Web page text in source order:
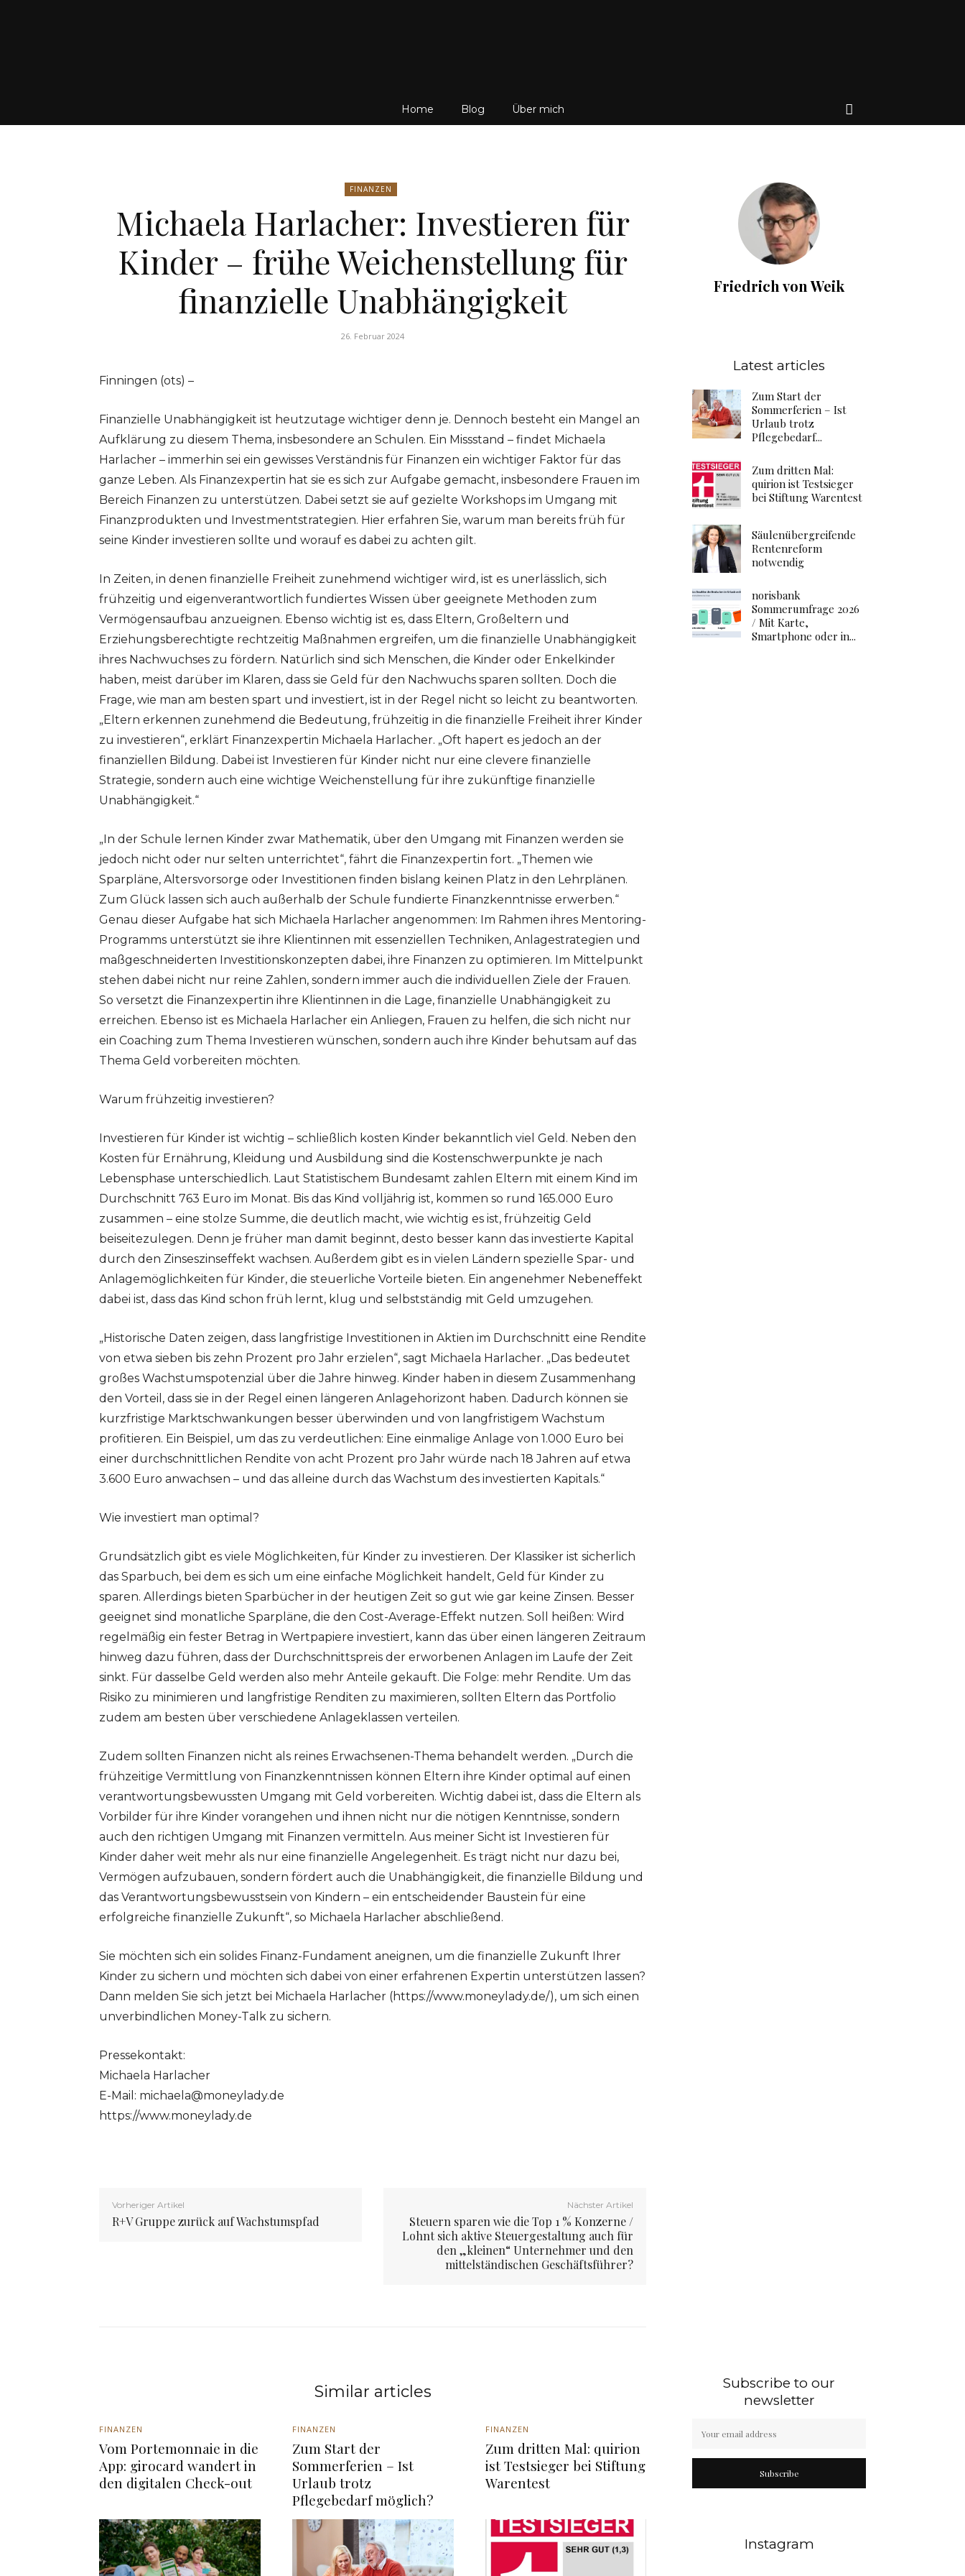
Home Blog Über mich
FINANZEN
Michaela Harlacher: Investieren für
Kinder – frühe Weichenstellung für
finanzielle Unabhängigkeit
26. Februar 2024
Finningen (ots) –
Finanzielle Unabhängigkeit ist heutzutage wichtiger denn je. Dennoch besteht ein Mangel an
Aufklärung zu diesem Thema, insbesondere an Schulen. Ein Missstand – findet Michaela
Harlacher – immerhin sei ein gewisses Verständnis für Finanzen ein wichtiger Faktor für das
ganze Leben. Als Finanzexpertin hat sie es sich zur Aufgabe gemacht, insbesondere Frauen im
Bereich Finanzen zu unterstützen. Dabei setzt sie auf gezielte Workshops im Umgang mit
Finanzprodukten und Investmentstrategien. Hier erfahren Sie, warum man bereits früh für
seine Kinder investieren sollte und worauf es dabei zu achten gilt.
In Zeiten, in denen finanzielle Freiheit zunehmend wichtiger wird, ist es unerlässlich, sich
frühzeitig und eigenverantwortlich fundiertes Wissen über geeignete Methoden zum
Vermögensaufbau anzueignen. Ebenso wichtig ist es, dass Eltern, Großeltern und
Erziehungsberechtigte rechtzeitig Maßnahmen ergreifen, um die finanzielle Unabhängigkeit
ihres Nachwuchses zu fördern. Natürlich sind sich Menschen, die Kinder oder Enkelkinder
haben, meist darüber im Klaren, dass sie Geld für den Nachwuchs sparen sollten. Doch die
Frage, wie man am besten spart und investiert, ist in der Regel nicht so leicht zu beantworten.
„Eltern erkennen zunehmend die Bedeutung, frühzeitig in die finanzielle Freiheit ihrer Kinder
zu investieren“, erklärt Finanzexpertin Michaela Harlacher. „Oft hapert es jedoch an der
finanziellen Bildung. Dabei ist Investieren für Kinder nicht nur eine clevere finanzielle
Strategie, sondern auch eine wichtige Weichenstellung für ihre zukünftige finanzielle
Unabhängigkeit.“
„In der Schule lernen Kinder zwar Mathematik, über den Umgang mit Finanzen werden sie
jedoch nicht oder nur selten unterrichtet“, fährt die Finanzexpertin fort. „Themen wie
Sparpläne, Altersvorsorge oder Investitionen finden bislang keinen Platz in den Lehrplänen.
Zum Glück lassen sich auch außerhalb der Schule fundierte Finanzkenntnisse erwerben.“
Genau dieser Aufgabe hat sich Michaela Harlacher angenommen: Im Rahmen ihres Mentoring-
Programms unterstützt sie ihre Klientinnen mit essenziellen Techniken, Anlagestrategien und
maßgeschneiderten Investitionskonzepten dabei, ihre Finanzen zu optimieren. Im Mittelpunkt
stehen dabei nicht nur reine Zahlen, sondern immer auch die individuellen Ziele der Frauen.
So versetzt die Finanzexpertin ihre Klientinnen in die Lage, finanzielle Unabhängigkeit zu
erreichen. Ebenso ist es Michaela Harlacher ein Anliegen, Frauen zu helfen, die sich nicht nur
ein Coaching zum Thema Investieren wünschen, sondern auch ihre Kinder behutsam auf das
Thema Geld vorbereiten möchten.
Warum frühzeitig investieren?
Investieren für Kinder ist wichtig – schließlich kosten Kinder bekanntlich viel Geld. Neben den
Kosten für Ernährung, Kleidung und Ausbildung sind die Kostenschwerpunkte je nach
Lebensphase unterschiedlich. Laut Statistischem Bundesamt zahlen Eltern mit einem Kind im
Durchschnitt 763 Euro im Monat. Bis das Kind volljährig ist, kommen so rund 165.000 Euro
zusammen – eine stolze Summe, die deutlich macht, wie wichtig es ist, frühzeitig Geld
beiseitezulegen. Denn je früher man damit beginnt, desto besser kann das investierte Kapital
durch den Zinseszinseffekt wachsen. Außerdem gibt es in vielen Ländern spezielle Spar- und
Anlagemöglichkeiten für Kinder, die steuerliche Vorteile bieten. Ein angenehmer Nebeneffekt
dabei ist, dass das Kind schon früh lernt, klug und selbstständig mit Geld umzugehen.
„Historische Daten zeigen, dass langfristige Investitionen in Aktien im Durchschnitt eine Rendite
von etwa sieben bis zehn Prozent pro Jahr erzielen“, sagt Michaela Harlacher. „Das bedeutet
großes Wachstumspotenzial über die Jahre hinweg. Kinder haben in diesem Zusammenhang
den Vorteil, dass sie in der Regel einen längeren Anlagehorizont haben. Dadurch können sie
kurzfristige Marktschwankungen besser überwinden und von langfristigem Wachstum
profitieren. Ein Beispiel, um das zu verdeutlichen: Eine einmalige Anlage von 1.000 Euro bei
einer durchschnittlichen Rendite von acht Prozent pro Jahr würde nach 18 Jahren auf etwa
3.600 Euro anwachsen – und das alleine durch das Wachstum des investierten Kapitals.“
Wie investiert man optimal?
Grundsätzlich gibt es viele Möglichkeiten, für Kinder zu investieren. Der Klassiker ist sicherlich
das Sparbuch, bei dem es sich um eine einfache Möglichkeit handelt, Geld für Kinder zu
sparen. Allerdings bieten Sparbücher in der heutigen Zeit so gut wie gar keine Zinsen. Besser
geeignet sind monatliche Sparpläne, die den Cost-Average-Effekt nutzen. Soll heißen: Wird
regelmäßig ein fester Betrag in Wertpapiere investiert, kann das über einen längeren Zeitraum
hinweg dazu führen, dass der Durchschnittspreis der erworbenen Anlagen im Laufe der Zeit
sinkt. Für dasselbe Geld werden also mehr Anteile gekauft. Die Folge: mehr Rendite. Um das
Risiko zu minimieren und langfristige Renditen zu maximieren, sollten Eltern das Portfolio
zudem am besten über verschiedene Anlageklassen verteilen.
Zudem sollten Finanzen nicht als reines Erwachsenen-Thema behandelt werden. „Durch die
frühzeitige Vermittlung von Finanzkenntnissen können Eltern ihre Kinder optimal auf einen
verantwortungsbewussten Umgang mit Geld vorbereiten. Wichtig dabei ist, dass die Eltern als
Vorbilder für ihre Kinder vorangehen und ihnen nicht nur die nötigen Kenntnisse, sondern
auch den richtigen Umgang mit Finanzen vermitteln. Aus meiner Sicht ist Investieren für
Kinder daher weit mehr als nur eine finanzielle Angelegenheit. Es trägt nicht nur dazu bei,
Vermögen aufzubauen, sondern fördert auch die Unabhängigkeit, die finanzielle Bildung und
das Verantwortungsbewusstsein von Kindern – ein entscheidender Baustein für eine
erfolgreiche finanzielle Zukunft“, so Michaela Harlacher abschließend.
Sie möchten sich ein solides Finanz-Fundament aneignen, um die finanzielle Zukunft Ihrer
Kinder zu sichern und möchten sich dabei von einer erfahrenen Expertin unterstützen lassen?
Dann melden Sie sich jetzt bei Michaela Harlacher (https://www.moneylady.de/), um sich einen
unverbindlichen Money-Talk zu sichern.
Pressekontakt:
Michaela Harlacher
E-Mail: michaela@moneylady.de
https://www.moneylady.de
Vorheriger Artikel
R+V Gruppe zurück auf Wachstumspfad
Nächster Artikel
Steuern sparen wie die Top 1 % Konzerne /
Lohnt sich aktive Steuergestaltung auch für
den „kleinen“ Unternehmer und den
mittelständischen Geschäftsführer?
Friedrich von Weik
Latest articles
Zum Start der
Sommerferien – Ist
Urlaub trotz
Pflegebedarf...
Zum dritten Mal:
quirion ist Testsieger
bei Stiftung Warentest
Säulenübergreifende
Rentenreform
notwendig
norisbank
Sommerumfrage 2026
/ Mit Karte,
Smartphone oder in...
Similar articles
FINANZEN
Vom Portemonnaie in die
App: girocard wandert in
den digitalen Check-out
FINANZEN
Zum Start der
Sommerferien – Ist
Urlaub trotz
Pflegebedarf möglich?
FINANZEN
Zum dritten Mal: quirion
ist Testsieger bei Stiftung
Warentest
Subscribe to our
newsletter
Subscribe
Instagram